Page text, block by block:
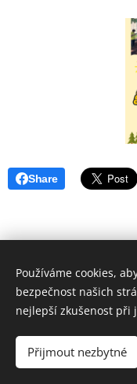
Share
Používáme cookies,
bezpečnost našich
nejlepší zkušenost při
Přijmout nezbytné